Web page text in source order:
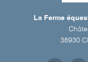
La Ferme
38930